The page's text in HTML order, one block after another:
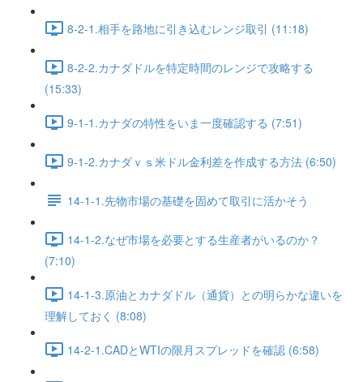
8-2-1.相手を路地に引き込むレンジ取引 (11:18)
8-2-2.カナダドルを特定時間のレンジで攻略する
(15:33)
9-1-1.カナダの特性をいま一度確認する (7:51)
9-1-2.カナダｖｓ米ドル金利差を作成する方法 (6:50)
14-1-1.先物市場の基礎を固めて取引に活かそう
14-1-2.なぜ市場を必要とする生産者がいるのか？
(7:10)
14-1-3.原油とカナダドル（通貨）との明らかな違いを
理解しておく (8:08)
14-2-1.CADとWTIの限月スプレッドを確認 (6:58)